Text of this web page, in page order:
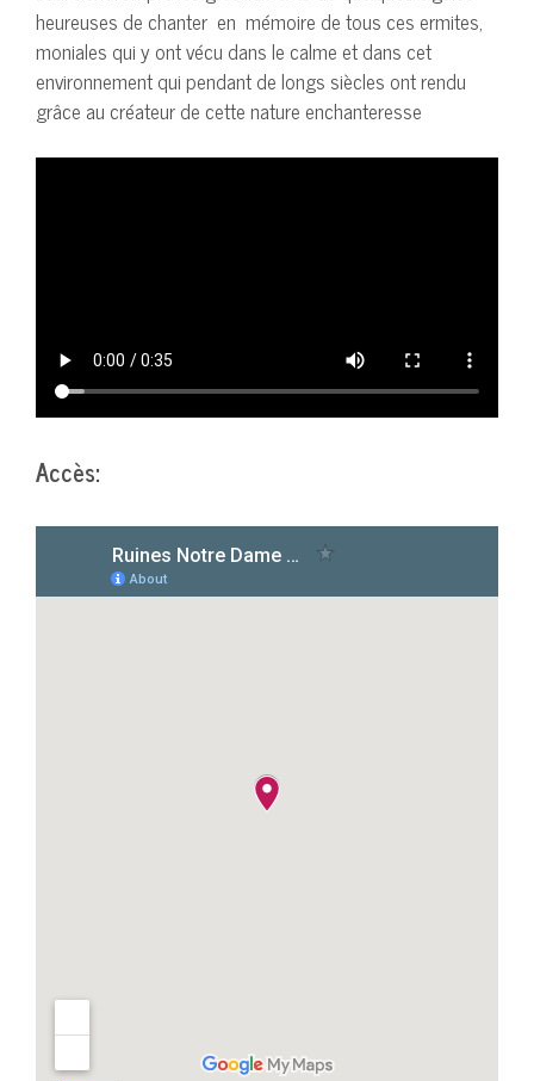
heureuses de chanter en mémoire de tous ces ermites,
moniales qui y ont vécu dans le calme et dans cet
environnement qui pendant de longs siècles ont rendu
grâce au créateur de cette nature enchanteresse
Accès: